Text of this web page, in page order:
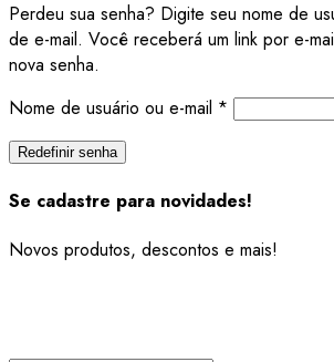
Perdeu sua senha? Digite seu nome de
de e-mail. Você receberá um link por e-
nova senha.
Nome de usuário ou e-mail * Obrigatório
Redefinir senha
Se cadastre para novidades!
Novos produtos, descontos e mais!